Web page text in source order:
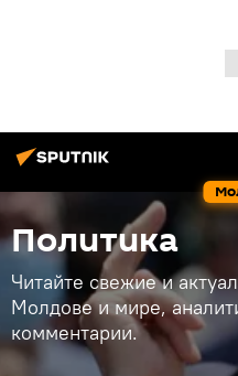
Политика
Читайте свежие и
Молдове и мире,
комментарии.